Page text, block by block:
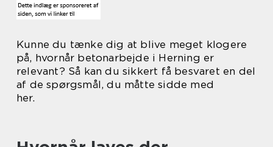
Kunne du tænke dig at blive meget klogere
på, hvornår betonarbejde i Herning er
relevant? Så kan du sikkert få besvaret en del
af de spørgsmål, du måtte sidde med
her.